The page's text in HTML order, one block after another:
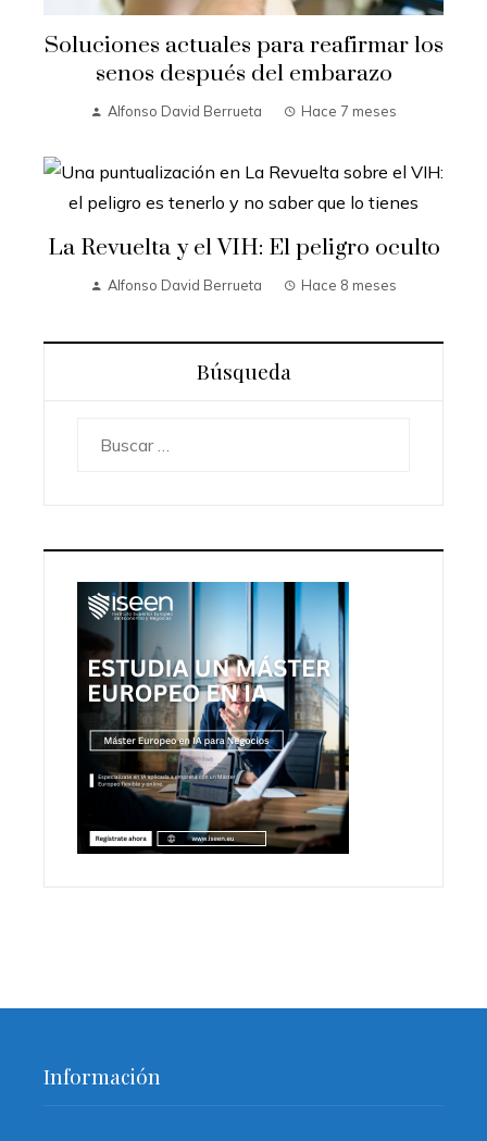
Soluciones actuales para reafirmar los
senos después del embarazo
Alfonso David Berrueta Hace 7 meses
La Revuelta y el VIH: El peligro oculto
Alfonso David Berrueta Hace 8 meses
Búsqueda
Información